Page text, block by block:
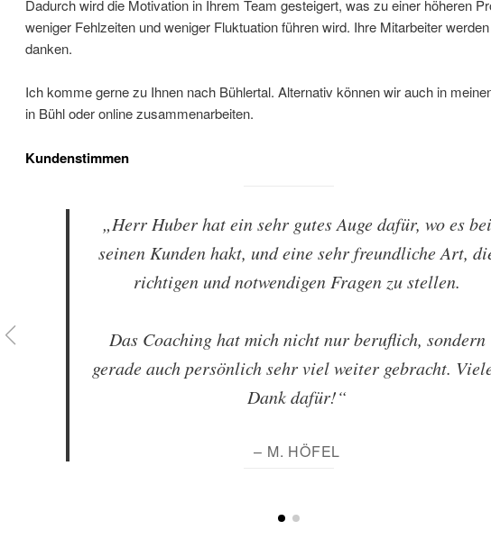
Dadurch wird die Motivation in Ihrem Team gesteigert, was zu einer höheren
weniger Fehlzeiten und weniger Fluktuation führen wird. Ihre Mitarbeiter
danken.
Ich komme gerne zu Ihnen nach Bühlertal. Alternativ können wir auch in
in Bühl oder online zusammenarbeiten.
Kundenstimmen
„Herr Huber hat ein sehr gutes Auge dafür, wo es bei
seinen Kunden hakt, und eine sehr freundliche Art,
richtigen und notwendigen Fragen zu stellen.
Das Coaching hat mich nicht nur beruflich, sondern
gerade auch persönlich sehr viel weiter gebracht.
Dank dafür!“
– M. HÖFEL